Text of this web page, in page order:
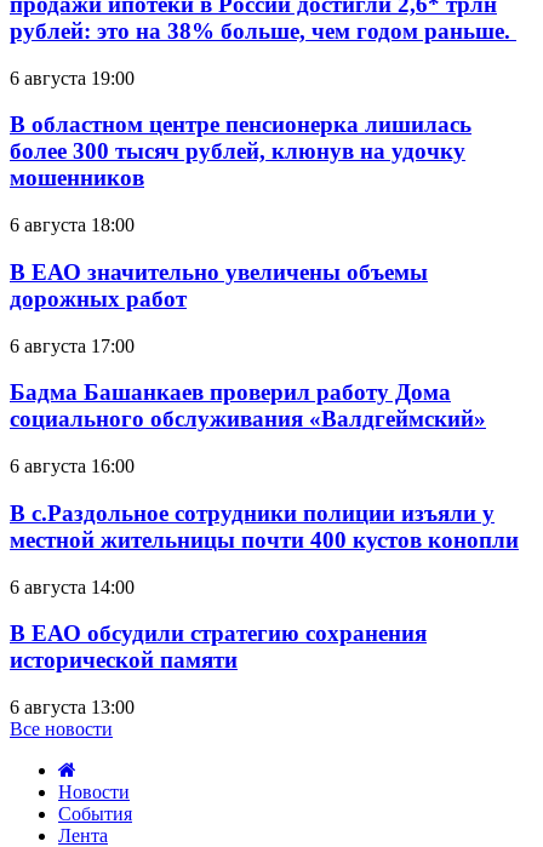
рублей: это на 38% больше, чем годом раньше.
6 августа 19:00
В областном центре пенсионерка лишилась
более 300 тысяч рублей, клюнув на удочку
мошенников
6 августа 18:00
В ЕАО значительно увеличены объемы
дорожных работ
6 августа 17:00
Бадма Башанкаев проверил работу Дома
социального обслуживания «Валдгеймский»
6 августа 16:00
В с.Раздольное сотрудники полиции изъяли у
местной жительницы почти 400 кустов конопли
6 августа 14:00
В ЕАО обсудили стратегию сохранения
исторической памяти
6 августа 13:00
Все новости
Новости
События
Лента